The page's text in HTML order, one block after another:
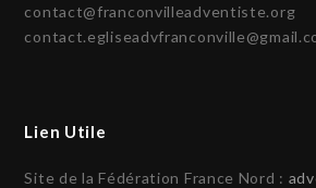
contact@franconvilleadventiste.org
Lien Utile
Site de la Fédération France Nord :